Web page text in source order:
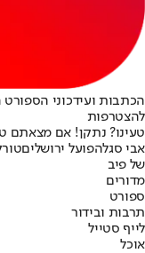
הכתבות ועידכוני
להצטרפות
טעינו? נתקן! אם מצאתם
אבי סגלהפועל ירושלים
של פיב
מדורים
ספורט
תרבות ובידור
לייף סטייל
אוכל